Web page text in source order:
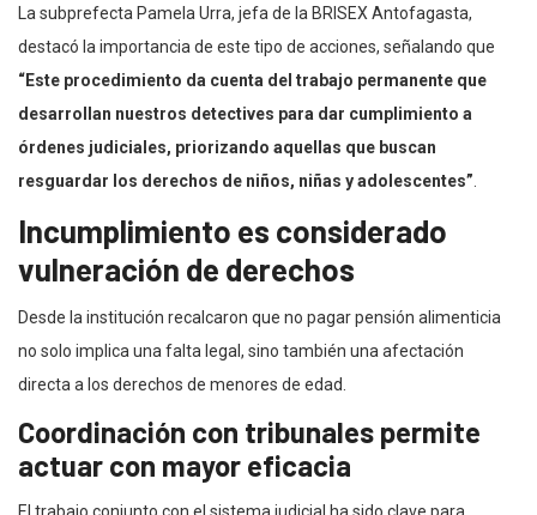
La subprefecta Pamela Urra, jefa de la BRISEX Antofagasta,
destacó la importancia de este tipo de acciones, señalando que
“Este procedimiento da cuenta del trabajo permanente que
desarrollan nuestros detectives para dar cumplimiento a
órdenes judiciales, priorizando aquellas que buscan
resguardar los derechos de niños, niñas y adolescentes”
Incumplimiento es considerado
vulneración de derechos
Desde la institución recalcaron que no pagar pensión alimenticia
no solo implica una falta legal, sino también una afectación
directa a los derechos de menores de edad.
Coordinación con tribunales permite
actuar con mayor eficacia